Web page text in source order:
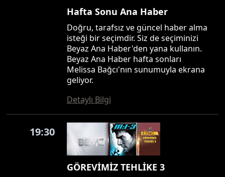
Hafta Sonu Ana Haber
Doğru, tarafsız ve güncel haber alma
isteği bir seçimdir. Siz de seçiminizi
Beyaz Ana Haber'den yana kullanın.
Beyaz Ana Haber hafta sonları
Melissa Bağcı'nın sunumuyla ekrana
geliyor.
Detaylı Bilgi
19:30
GÖREVİMİZ TEHLİKE 3